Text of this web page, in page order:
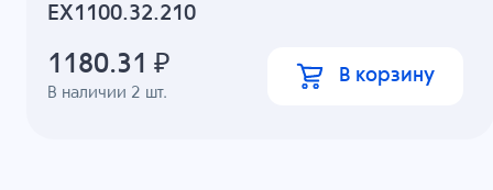
EX1100.32.210
В наличии 2 шт.
1180.31 ₽ В корзину